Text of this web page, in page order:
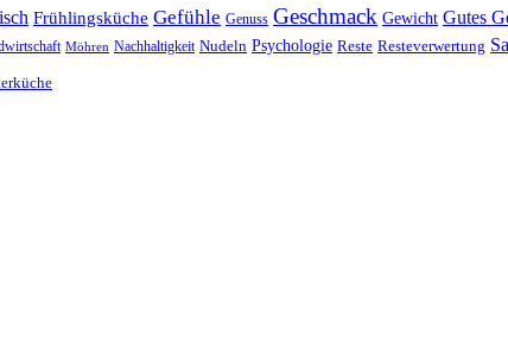
Frühlingsküche Gefühle Genuss Geschmack Gewicht Gutes
Möhren Nachhaltigkeit Nudeln Psychologie Reste Resteverwertung